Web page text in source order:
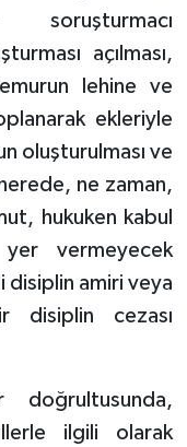
açılması,
lehine ve
ekleriyle
oluşturulması ve
ne zaman,
hukuken kabul
vermeyecek
disiplin amiri veya
disiplin cezası
doğrultusunda,
ilgili olarak